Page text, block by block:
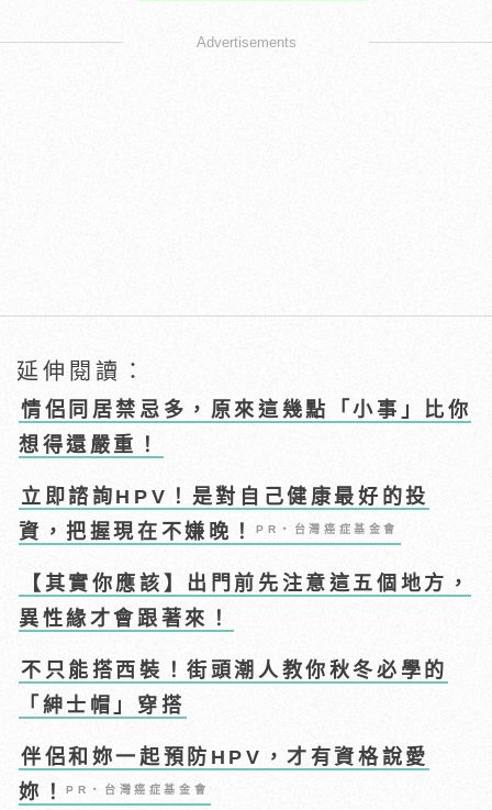
Advertisements
延伸閱讀：
情侶同居禁忌多，原來這幾點「小事」比你
想得還嚴重！
立即諮詢HPV！是對自己健康最好的投
資，把握現在不嫌晚！PR・台灣癌症基金會
【其實你應該】出門前先注意這五個地方，
異性緣才會跟著來！
不只能搭西裝！街頭潮人教你秋冬必學的
「紳士帽」穿搭
伴侶和妳一起預防HPV，才有資格說愛
妳！PR・台灣癌症基金會